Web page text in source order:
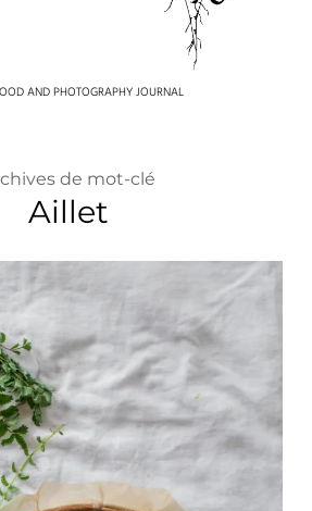
AND PHOTOGRAPHY JOURNAL
de mot-clé
Aillet